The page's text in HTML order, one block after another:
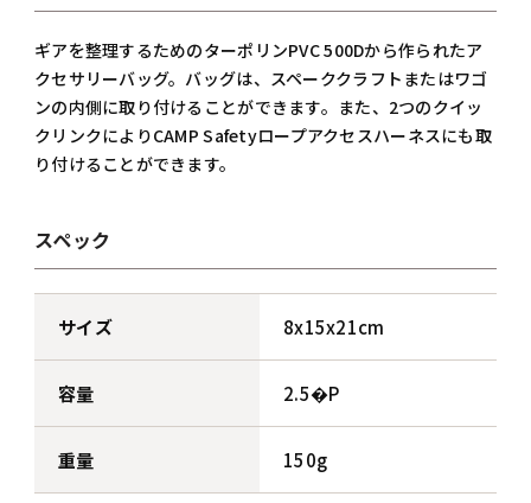
ギアを整理するためのターポリンPVC 500Dから作られたア
クセサリーバッグ。バッグは、スペーククラフトまたはワゴ
ンの内側に取り付けることができます。また、2つのクイッ
クリンクによりCAMP Safetyロープアクセスハーネスにも取
り付けることができます。
スペック
サイズ 8x15x21cm
容量 2.5�P
重量 150g